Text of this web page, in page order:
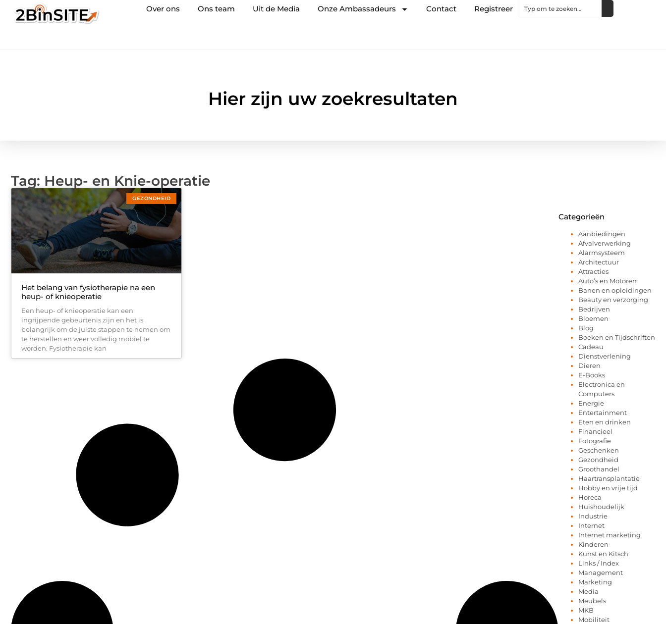
Over ons Ons team Uit de Media Onze Ambassadeurs Contact Registreer
Hier zijn uw zoekresultaten
Tag: Heup- en Knie-operatie
GEZONDHEID
Het belang van fysiotherapie na een
heup- of knieoperatie
Een heup- of knieoperatie kan een
ingrijpende gebeurtenis zijn en het is
belangrijk om de juiste stappen te nemen om
te herstellen en weer volledig mobiel te
worden. Fysiotherapie kan
Categorieën
Aanbiedingen
Afvalverwerking
Alarmsysteem
Architectuur
Attracties
Auto’s en Motoren
Banen en opleidingen
Beauty en verzorging
Bedrijven
Bloemen
Blog
Boeken en Tijdschriften
Cadeau
Dienstverlening
Dieren
E-Books
Electronica en
Computers
Energie
Entertainment
Eten en drinken
Financieel
Fotografie
Geschenken
Gezondheid
Groothandel
Haartransplantatie
Hobby en vrije tijd
Horeca
Huishoudelijk
Industrie
Internet
Internet marketing
Kinderen
Kunst en Kitsch
Links / Index
Management
Marketing
Media
Meubels
MKB
Mobiliteit